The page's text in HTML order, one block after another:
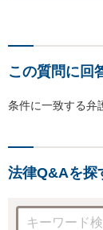
この質問に回
条件に一致する弁
法律Q&Aを探